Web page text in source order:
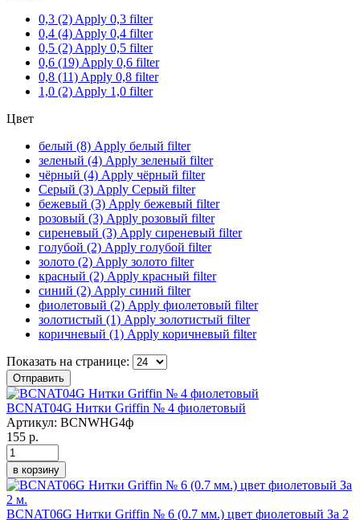
0,3 (2) Apply 0,3 filter
0,4 (4) Apply 0,4 filter
0,5 (2) Apply 0,5 filter
0,6 (19) Apply 0,6 filter
0,8 (11) Apply 0,8 filter
1,0 (2) Apply 1,0 filter
Цвет
белый (8) Apply белый filter
зеленый (4) Apply зеленый filter
чёрный (4) Apply чёрный filter
Серый (3) Apply Серый filter
бежевый (3) Apply бежевый filter
розовый (3) Apply розовый filter
сиреневый (3) Apply сиреневый filter
голубой (2) Apply голубой filter
золото (2) Apply золото filter
красный (2) Apply красный filter
синий (2) Apply синий filter
фиолетовый (2) Apply фиолетовый filter
золотистый (1) Apply золотистый filter
коричневый (1) Apply коричневый filter
Показать на странице:
Отправить
BCNAT04G Нитки Griffin № 4 фиолетовый
Артикул: BCNWHG4ф
155 р.
в корзину
BCNAT06G Нитки Griffin № 6 (0.7 мм.) цвет фиолетовый За 2